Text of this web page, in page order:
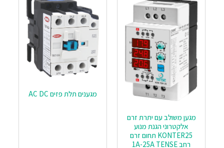
מגען משולב עם יתרת זרם
אלקטרוני הגנת מנוע
KONTER25 תחום זרם
רחב 1A-25A TENSE
מגענים תלת פזים AC DC